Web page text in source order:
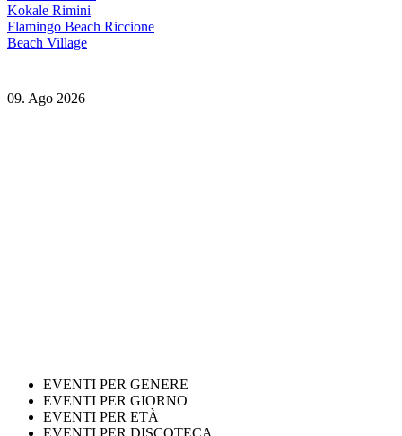
Kokale Rimini
Flamingo Beach Riccione
Beach Village
09. Ago 2026
EVENTI PER GENERE
EVENTI PER GIORNO
EVENTI PER ETÀ
EVENTI PER DISCOTECA